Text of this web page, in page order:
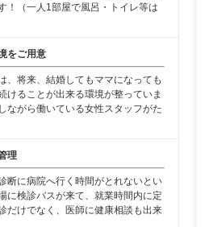
！（一人1部屋で風呂・トイレ等は
をご用意
、将来、結婚してもママになっても
けることが出来る環境が整っていま
ながら働いている女性スタッフがた
理
断に病院へ行く時間がとれないとい
に検診バスが来て、就業時間内に定
だけでなく、医師に健康相談も出来